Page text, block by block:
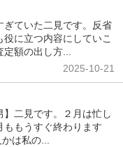
ぎていた二見です。反省
に立つ内容にしていこ
額の出し方...
2025-10-21
二見です。２月は忙し
ももうすぐ終わります
は私の...